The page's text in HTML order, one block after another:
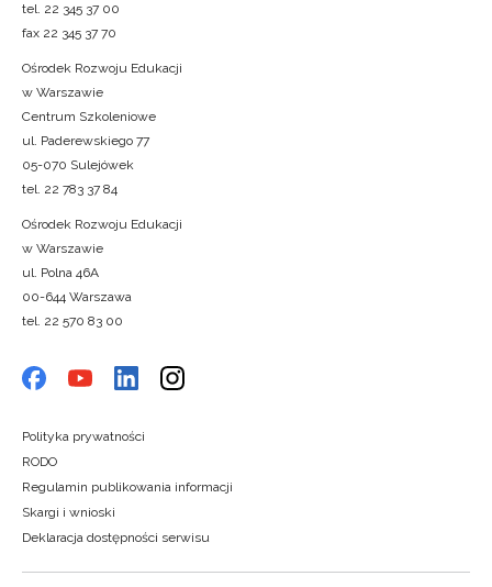
tel. 22 345 37 00
fax 22 345 37 70
Ośrodek Rozwoju Edukacji
w Warszawie
Centrum Szkoleniowe
ul. Paderewskiego 77
05-070 Sulejówek
tel. 22 783 37 84
Ośrodek Rozwoju Edukacji
w Warszawie
ul. Polna 46A
00-644 Warszawa
tel. 22 570 83 00
Polityka prywatności
RODO
Regulamin publikowania informacji
Skargi i wnioski
Deklaracja dostępności serwisu